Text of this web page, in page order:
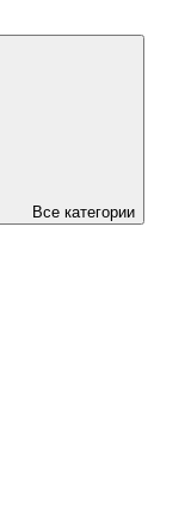
Все категории